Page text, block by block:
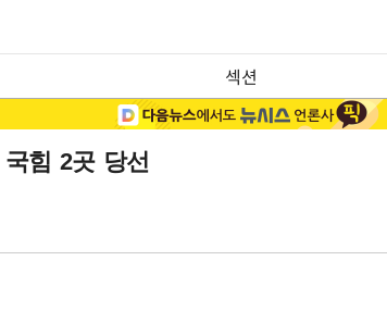
섹션
힘 2곳 당선